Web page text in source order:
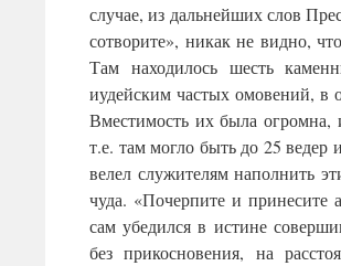
случае, из дальнейших слов
сотворите», никак не видно,
Там находилось шесть
иудейским частых омовений, в
Вместимость их была огромна,
т.е. там могло быть до 25 ведер
велел служителям наполнить
чуда. «Почерпите и принесите
сам убедился в истине
без прикосновения, на